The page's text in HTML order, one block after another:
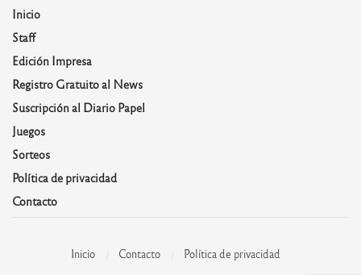
Inicio
Staff
Edición Impresa
Registro Gratuito al News
Suscripción al Diario Papel
Juegos
Sorteos
Política de privacidad
Contacto
Inicio Contacto Política de privacidad